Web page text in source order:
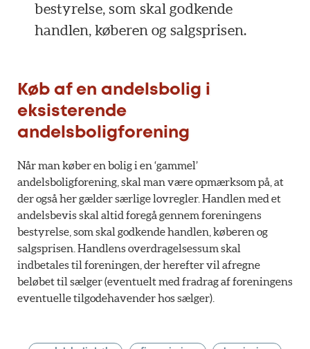
bestyrelse, som skal godkende
handlen, køberen og salgsprisen.
Køb af en andelsbolig i
eksisterende
andelsboligforening
Når man køber en bolig i en ‘gammel’
andelsboligforening, skal man være opmærksom på, at
der også her gælder særlige lovregler. Handlen med et
andelsbevis skal altid foregå gennem foreningens
bestyrelse, som skal godkende handlen, køberen og
salgsprisen. Handlens overdragelsessum skal
indbetales til foreningen, der herefter vil afregne
beløbet til sælger (eventuelt med fradrag af foreningens
eventuelle tilgodehavender hos sælger).